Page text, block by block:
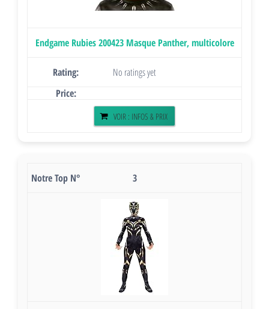
Endgame Rubies 200423 Masque Panther, multicolore
No ratings yet
VOIR : INFOS & PRIX
3